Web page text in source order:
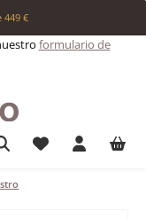
€
formulario de
Tienes 0